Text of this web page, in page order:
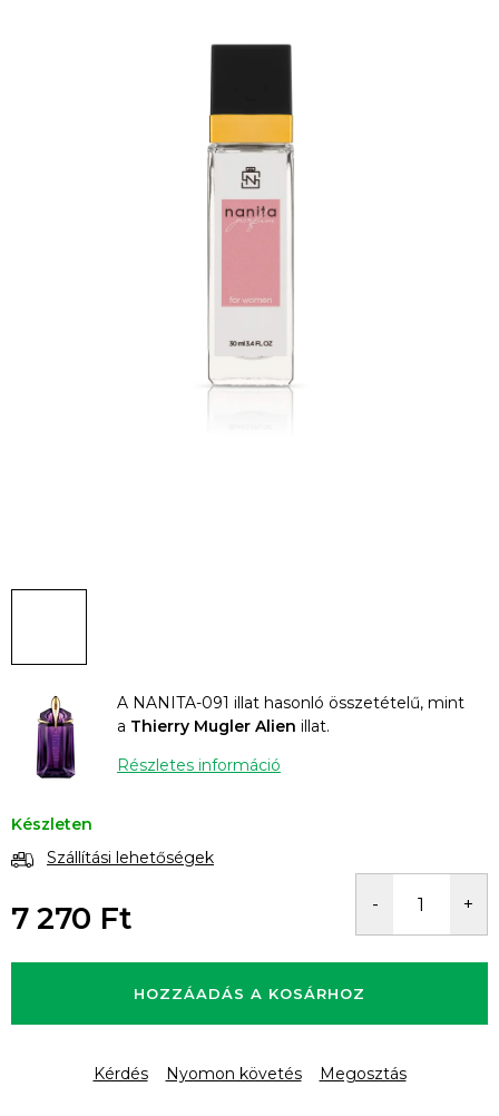
A NANITA-091 illat hasonló összetételű, mint
a Thierry Mugler Alien illat.
Részletes információ
Készleten
Szállítási lehetőségek
7 270 Ft
HOZZÁADÁS A KOSÁRHOZ
Kérdés Nyomon követés Megosztás